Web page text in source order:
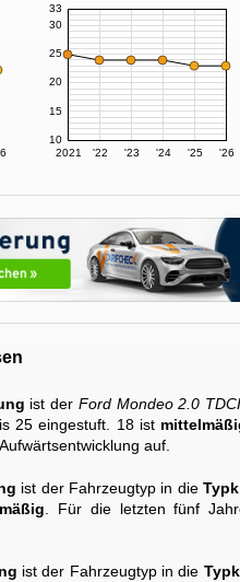
2021 '22 '23 '24 '25 '26
10
15
20
25
30
33
ist der Ford Mondeo 2.0
25 eingestuft. 18 ist
auf.
ist der Fahrzeugtyp in die
. Für die letzten fünf
ist der Fahrzeugtyp in die